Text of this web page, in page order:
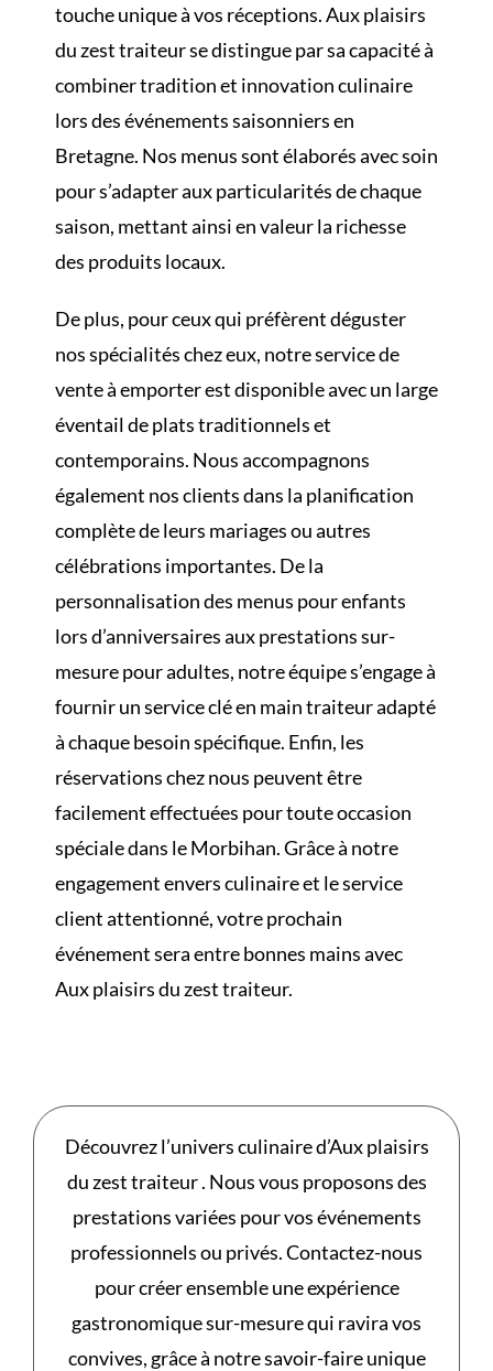
touche unique à vos réceptions. Aux plaisirs
du zest traiteur se distingue par sa capacité à
combiner tradition et innovation culinaire
lors des événements saisonniers en
Bretagne. Nos menus sont élaborés avec soin
pour s’adapter aux particularités de chaque
saison, mettant ainsi en valeur la richesse
des produits locaux.
De plus, pour ceux qui préfèrent déguster
nos spécialités chez eux, notre service de
vente à emporter est disponible avec un large
éventail de plats traditionnels et
contemporains. Nous accompagnons
également nos clients dans la planification
complète de leurs mariages ou autres
célébrations importantes. De la
personnalisation des menus pour enfants
lors d’anniversaires aux prestations sur-
mesure pour adultes, notre équipe s’engage à
fournir un service clé en main traiteur adapté
à chaque besoin spécifique. Enfin, les
réservations chez nous peuvent être
facilement effectuées pour toute occasion
spéciale dans le Morbihan. Grâce à notre
engagement envers culinaire et le service
client attentionné, votre prochain
événement sera entre bonnes mains avec
Aux plaisirs du zest traiteur.
Découvrez l’univers culinaire d’Aux plaisirs
du zest traiteur . Nous vous proposons des
prestations variées pour vos événements
professionnels ou privés. Contactez-nous
pour créer ensemble une expérience
gastronomique sur-mesure qui ravira vos
convives, grâce à notre savoir-faire unique